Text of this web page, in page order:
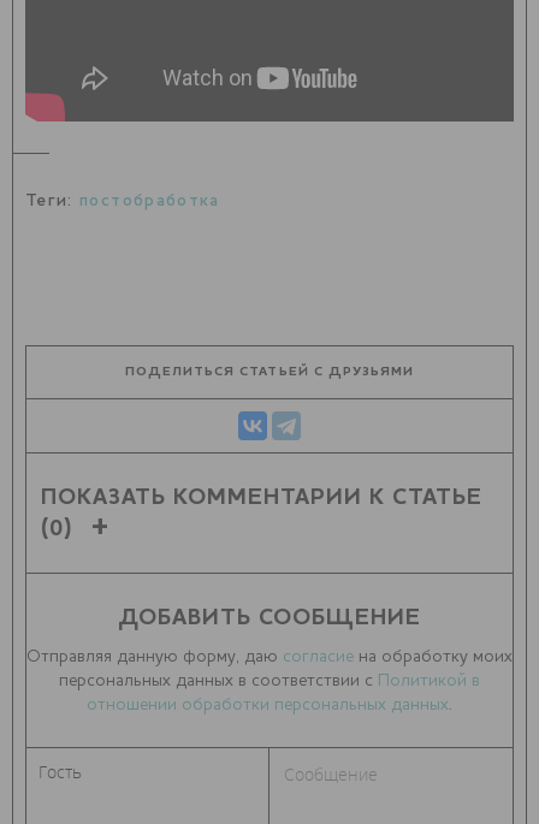
Теги: постобработка
ПОДЕЛИТЬСЯ СТАТЬЕЙ С ДРУЗЬЯМИ
ПОКАЗАТЬ КОММЕНТАРИИ К СТАТЬЕ
(0)
ДОБАВИТЬ СООБЩЕНИЕ
Отправляя данную форму, даю согласие на обработку моих
персональных данных в соответствии с Политикой в
отношении обработки персональных данных